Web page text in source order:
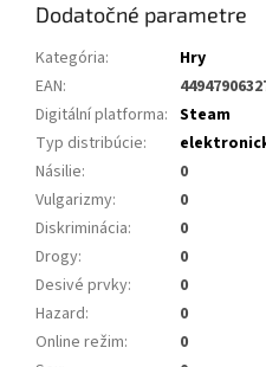
Dodatočné parametre
Kategória:
Hry
EAN:
Digitální platforma: Steam
Typ distribúcie:
Násilie:
0
Vulgarizmy:
0
Diskriminácia:
0
Drogy:
0
Desivé prvky:
0
Hazard:
0
Online režim:
0